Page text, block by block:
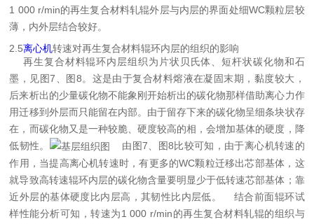
1 000 r/min的再生复合材料轧辊外层与内层的界面处细WC颗粒层较
薄，内外层结合较好。
2.5离心机转速对再生复合材料辊环内层的组织的影响
再生复合材料辊环内层组织为片状贝氏体、短杆状碳化物和石
墨，见图7、图8。这是由于复合材料熔液在凝固末期，黏度较大，
后来析出的少量碳化物不能象刚开始析出的碳化物那样借助离心力作
用迁移到外层而只能留在内部。由于留存下来的碳化物呈细条块状存
在，而碳化物又是一种较脆、硬度较高的相，会增加基体的硬度，降
低韧性。
由图7、图8比较可知，由于离心机转速的
作用，当提高离心机转速时，有更多的WC颗粒迁移出芯部基体，这
就导致高转速辊环内层的碳化物含量要明显少于低转速芯部基体；靠
近外层的基体硬度比内层高，其韧性比内层低。
结合前面辊环试
样性能分析可知，转速为1 000 r/min的再生复合材料轧辊的组织与